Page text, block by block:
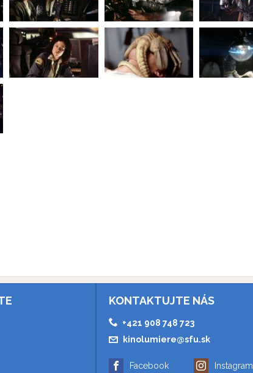
KONTAKTUJTE NÁS
+421 908 748 723
kinolumiere@sfu.sk
Facebook Instagram